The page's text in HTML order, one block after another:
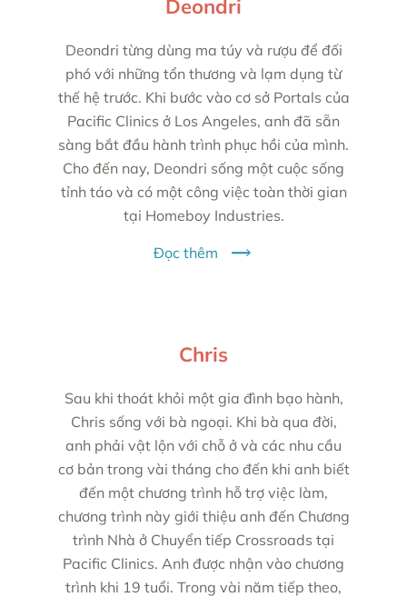
Deondri
Deondri từng dùng ma túy và rượu để đối
phó với những tổn thương và lạm dụng từ
thế hệ trước. Khi bước vào cơ sở Portals của
Pacific Clinics ở Los Angeles, anh đã sẵn
sàng bắt đầu hành trình phục hồi của mình.
Cho đến nay, Deondri sống một cuộc sống
tỉnh táo và có một công việc toàn thời gian
tại Homeboy Industries.
Đọc thêm
Chris
Sau khi thoát khỏi một gia đình bạo hành,
Chris sống với bà ngoại. Khi bà qua đời,
anh phải vật lộn với chỗ ở và các nhu cầu
cơ bản trong vài tháng cho đến khi anh biết
đến một chương trình hỗ trợ việc làm,
chương trình này giới thiệu anh đến Chương
trình Nhà ở Chuyển tiếp Crossroads tại
Pacific Clinics. Anh được nhận vào chương
trình khi 19 tuổi. Trong vài năm tiếp theo,